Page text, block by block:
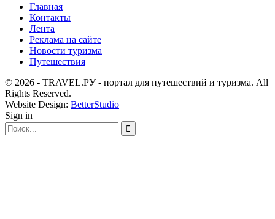
Главная
Контакты
Лента
Реклама на сайте
Новости туризма
Путешествия
© 2026 - TRAVEL.РУ - портал для путешествий и туризма. All
Rights Reserved.
Website Design: BetterStudio
Sign in